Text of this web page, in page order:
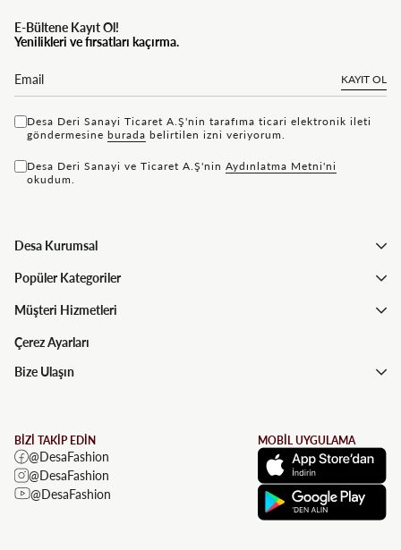
E-Bültene Kayıt Ol!
Yenilikleri ve fırsatları kaçırma.
KAYIT OL
Desa Deri Sanayi Ticaret A.Ş'nin tarafıma ticari elektronik ileti
göndermesine bu rada belirtilen izni veriyorum.
Desa Deri Sanayi ve Ticaret A.Ş'nin Aydınlatma Metni'ni
okudum.
Desa Kurumsal
Popüler Kategoriler
Müşteri Hizmetleri
Çerez Ayarları
Bize Ulaşın
BİZİ TAKİP EDİN
@DesaFashion
@DesaFashion
@DesaFashion
MOBİL UYGULAMA